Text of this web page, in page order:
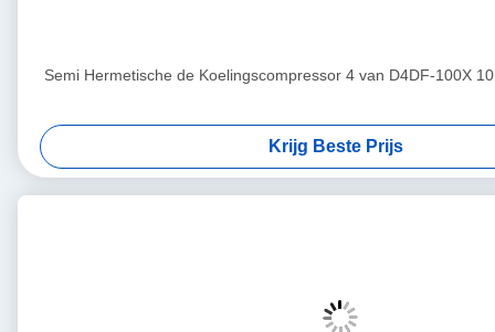
Krijg Beste Prijs